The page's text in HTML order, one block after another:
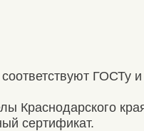
ГОСТу
Краснодарского
сертификат.